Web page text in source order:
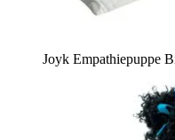
Joyk Empathiepuppe